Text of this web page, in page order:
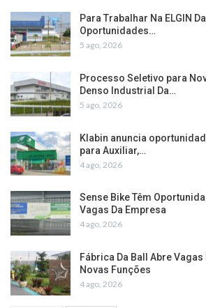
Para Trabalhar Na ELGIN
Oportunidades…
5 ago, 2026
Processo Seletivo para
Denso Industrial Da…
5 ago, 2026
Klabin anuncia
para Auxiliar,…
4 ago, 2026
Sense Bike Têm
Vagas Da Empresa
4 ago, 2026
Fábrica Da Ball Abre
Novas Funções
4 ago, 2026